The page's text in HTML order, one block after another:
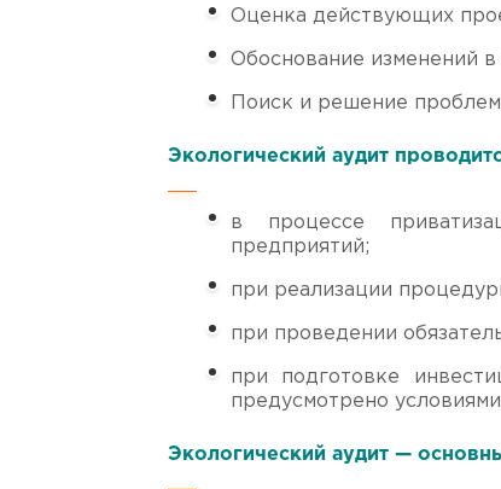
Оценка действующих
Обоснование изменений в
Поиск и решение
Экологический аудит
в процессе
предприятий;
при реализации
при проведении
при подготовке
предусмотрено
Экологический аудит —